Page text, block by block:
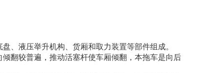
、液压举升机构、货厢和取力装置等部件组成。
翻较普遍，推动活塞杆使车厢倾翻，本拖车是向后